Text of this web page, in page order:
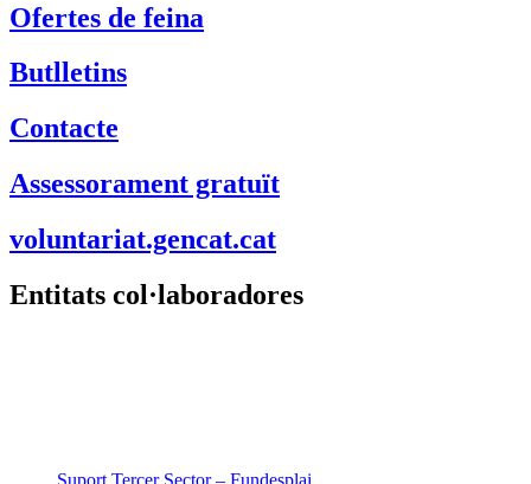
Ofertes de feina
Butlletins
Contacte
Assessorament gratuït
voluntariat.gencat.cat
Entitats col·laboradores
Suport Tercer Sector – Fundesplai